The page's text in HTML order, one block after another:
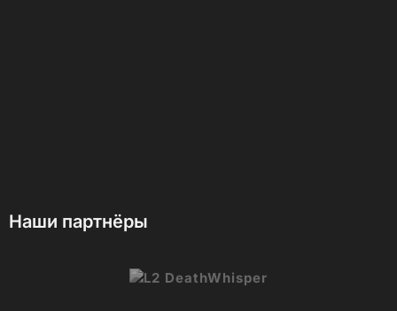
Наши партнёры